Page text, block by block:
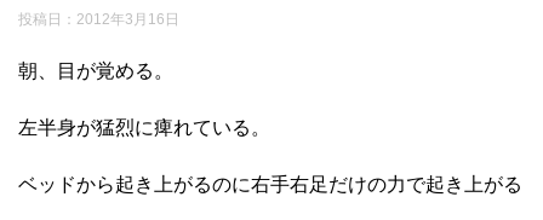
投稿日： 2012年3月16日
朝、目が覚める。
左半身が猛烈に痺れている。
ベッドから起き上がるのに右手右足だけの力で起き上がる